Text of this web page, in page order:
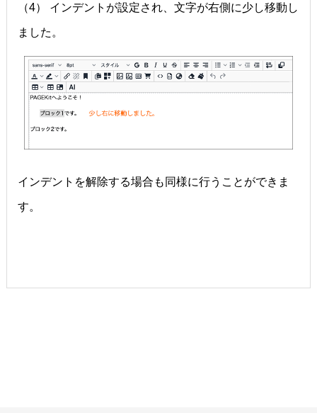
（4） インデントが設定され、文字が右側に少し移動し
ました。
インデントを解除する場合も同様に行うことができま
す。